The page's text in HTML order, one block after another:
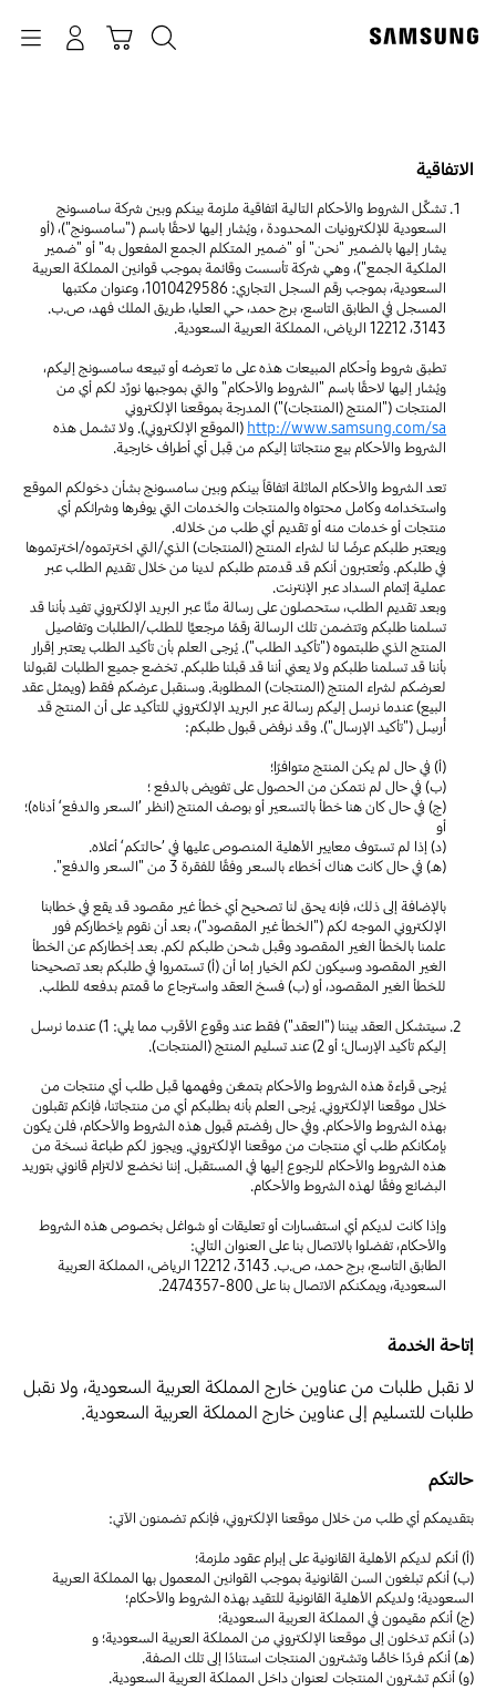
الاتفاقية
تشكِّل الشروط والأحكام التالية اتفاقية ملزمة بينكم وبين شركة سامسونج
السعودية للإلكترونيات المحدودة ، ويُشار إليها لاحقًا باسم ("سامسونج")، (أو
يشار إليها بالضمير "نحن" أو "ضمير المتكلم الجمع المفعول به" أو "ضمير
الملكية الجمع")، وهي شركة تأسست وقائمة بموجب قوانين المملكة العربية
السعودية، بموجب رقم السجل التجاري: 1010429586، وعنوان مكتبها
المسجل في الطابق التاسع، برج حمد، حي العليا، طريق الملك فهد، ص.ب.
3143، 12212 الرياض، المملكة العربية السعودية.
تطبق شروط وأحكام المبيعات هذه على ما تعرضه أو تبيعه سامسونج إليكم،
ويُشار إليها لاحقًا باسم "الشروط والأحكام" والتي بموجبها نورِّد لكم أي من
المنتجات ("المنتج (المنتجات)") المدرجة بموقعنا الإلكتروني
http://www.samsung.com/sa (الموقع الإلكتروني). ولا تشمل هذه
الشروط والأحكام بيع منتجاتنا إليكم من قِبل أي أطراف خارجية.
تعد الشروط والأحكام الماثلة اتفاقاً بينكم وبين سامسونج بشأن دخولكم الموقع
واستخدامه وكامل محتواه والمنتجات والخدمات التي يوفرها وشرائكم أي
منتجات أو خدمات منه أو تقديم أي طلب من خلاله.
ويعتبر طلبكم عرضًا لنا لشراء المنتج (المنتجات) الذي/التي اخترتموه/اخترتموها
في طلبكم. وتُعتبرون أنكم قد قدمتم طلبكم لدينا من خلال تقديم الطلب عبر
عملية إتمام السداد عبر الإنترنت.
وبعد تقديم الطلب، ستحصلون على رسالة منَّا عبر البريد الإلكتروني تفيد بأننا قد
تسلمنا طلبكم وتتضمن تلك الرسالة رقمًا مرجعيًّا للطلب/الطلبات وتفاصيل
المنتج الذي طلبتموه ("تأكيد الطلب"). يُرجى العلم بأن تأكيد الطلب يعتبر إقرار
بأننا قد تسلمنا طلبكم ولا يعني أننا قد قبلنا طلبكم. تخضع جميع الطلبات لقبولنا
لعرضكم لشراء المنتج (المنتجات) المطلوبة. وسنقبل عرضكم فقط (ويمثل عقد
البيع) عندما نرسل إليكم رسالة عبر البريد الإلكتروني للتأكيد على أن المنتج قد
أُرسِل ("تأكيد الإرسال"). وقد نرفض قبول طلبكم:
(أ) في حال لم يكن المنتج متوافرًا؛
(ب) في حال لم نتمكن من الحصول على تفويض بالدفع ؛
(ج) في حال كان هنا خطأ بالتسعير أو بوصف المنتج (انظر ’السعر والدفع‘ أدناه)؛
أو
(د) إذا لم تستوف معايير الأهلية المنصوص عليها في ’حالتكم‘ أعلاه.
(هـ) في حال كانت هناك أخطاء بالسعر وفقًا للفقرة 3 من "السعر والدفع".
بالإضافة إلى ذلك، فإنه يحق لنا تصحيح أي خطأ غير مقصود قد يقع في خطابنا
الإلكتروني الموجه لكم ("الخطأ غير المقصود")، بعد أن نقوم بإخطاركم فور
علمنا بالخطأ الغير المقصود وقبل شحن طلبكم لكم. بعد إخطاركم عن الخطأ
الغير المقصود وسيكون لكم الخيار إما أن (أ) تستمروا في طلبكم بعد تصحيحنا
للخطأ الغير المقصود، أو (ب) فسخ العقد واسترجاع ما قمتم بدفعه للطلب.
سيتشكل العقد بيننا ("العقد") فقط عند وقوع الأقرب مما يلي: 1) عندما نرسل
إليكم تأكيد الإرسال؛ أو 2) عند تسليم المنتج (المنتجات).
يُرجى قراءة هذه الشروط والأحكام بتمعّن وفهمها قبل طلب أي منتجات من
خلال موقعنا الإلكتروني. يُرجى العلم بأنه بطلبكم أي من منتجاتنا، فإنكم تقبلون
بهذه الشروط والأحكام. وفي حال رفضتم قبول هذه الشروط والأحكام، فلن يكون
بإمكانكم طلب أي منتجات من موقعنا الإلكتروني. ويجوز لكم طباعة نسخة من
هذه الشروط والأحكام للرجوع إليها في المستقبل. إننا نخضع لالتزام قانوني بتوريد
البضائع وفقًا لهذه الشروط والأحكام.
وإذا كانت لديكم أي استفسارات أو تعليقات أو شواغل بخصوص هذه الشروط
والأحكام، تفضلوا بالاتصال بنا على العنوان التالي:
الطابق التاسع، برج حمد، ص.ب. 3143، 12212 الرياض، المملكة العربية
السعودية، ويمكنكم الاتصال بنا على800-2474357
.
إتاحة الخدمة
لا نقبل طلبات من عناوين خارج المملكة العربية السعودية، ولا نقبل
طلبات للتسليم إلى عناوين خارج المملكة العربية السعودية.
حالتكم
بتقديمكم أي طلب من خلال موقعنا الإلكتروني، فإنكم تضمنون الآتي:
(أ) أنكم لديكم الأهلية القانونية على إبرام عقود ملزمة؛
(ب) أنكم تبلغون السن القانونية بموجب القوانين المعمول بها المملكة العربية
السعودية؛ ولديكم الأهلية القانونية للتقيد بهذه الشروط والأحكام؛
(ج) أنكم مقيمون في المملكة العربية السعودية؛
(د) أنكم تدخلون إلى موقعنا الإلكتروني من المملكة العربية السعودية؛ و
(هـ) أنكم فردًا خاصًّا وتشترون المنتجات استنادًا إلى تلك الصفة.
(و) أنكم تشترون المنتجات لعنوان داخل المملكة العربية السعودية.